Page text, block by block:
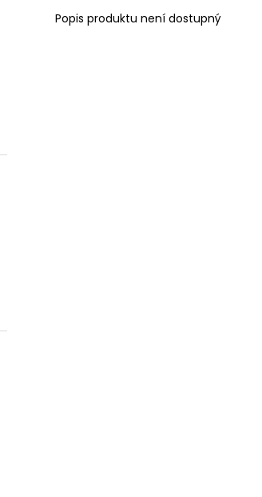
Popis produktu není dostupný